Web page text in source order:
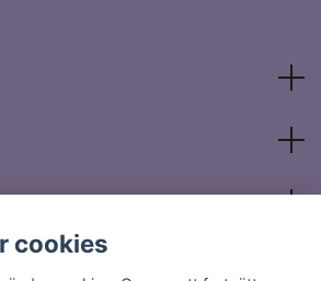
cookies